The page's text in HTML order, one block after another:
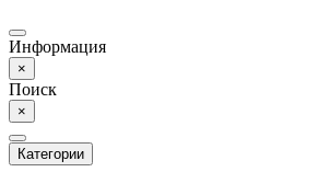
Информация
×
Поиск
×
Категории